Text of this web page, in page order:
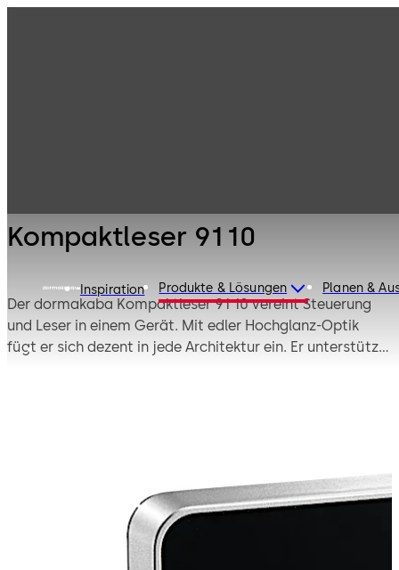
Inspiration Produkte & Lösungen Planen &
Kompaktleser 91 10
Der dormakaba Kompaktleser 91 10 vereint Steuerung
und Leser in einem Gerät. Mit edler Hochglanz-Optik
fügt er sich dezent in jede Architektur ein. Er unterstützt
dormakaba Zutrittssysteme im Innen- und geschützten